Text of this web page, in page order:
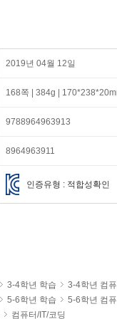
2019년 04월 12일
168쪽 | 384g |
9788964963913
8964963911
인증유형 : 적합성확인
3-4학년 학습
3-4학년 컴
5-6학년 학습
5-6학년 컴
컴퓨터/IT/코딩